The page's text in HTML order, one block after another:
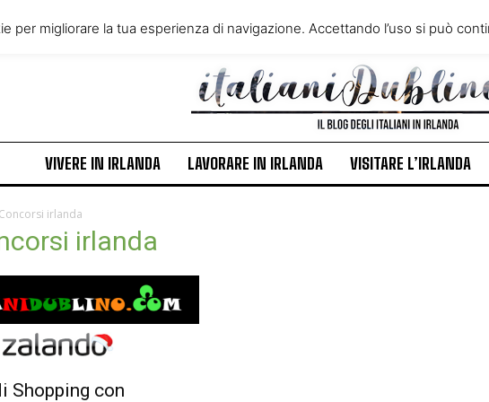
VIVERE IN
ITALIANI IN
VIVERE IN IRLANDA LAVORARE IN IRLANDA VISITARE L’IRLANDA
Concorsi irlanda
irlanda
Shopping con
per migliorare la tua esperienza di navigazione. Accettando l’uso si può